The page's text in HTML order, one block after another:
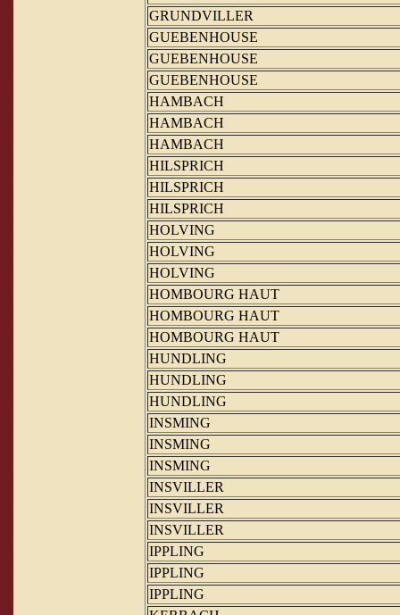
GRUNDVILLER
GUEBENHOUSE
GUEBENHOUSE
GUEBENHOUSE
HAMBACH
HAMBACH
HAMBACH
HILSPRICH
HILSPRICH
HILSPRICH
HOLVING
HOLVING
HOLVING
HOMBOURG HAUT
HOMBOURG HAUT
HOMBOURG HAUT
HUNDLING
HUNDLING
HUNDLING
INSMING
INSMING
INSMING
INSVILLER
INSVILLER
INSVILLER
IPPLING
IPPLING
IPPLING